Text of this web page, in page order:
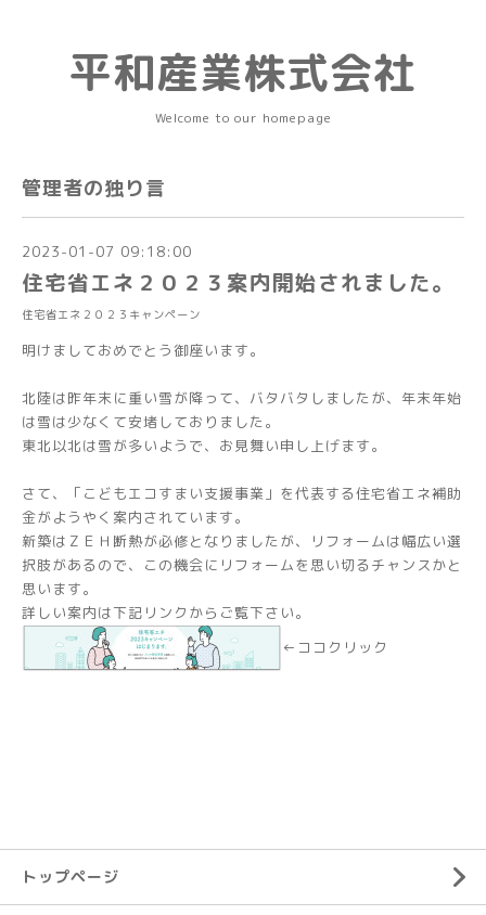
平和産業株式会社
Welcome to our homepage
管理者の独り言
2023-01-07 09:18:00
住宅省エネ２０２３案内開始されました。
住宅省エネ２０２３キャンペーン
明けましておめでとう御座います。
北陸は昨年末に重い雪が降って、バタバタしましたが、年末年始
は雪は少なくて安堵しておりました。
東北以北は雪が多いようで、お見舞い申し上げます。
さて、「こどもエコすまい支援事業」を代表する住宅省エネ補助
金がようやく案内されています。
新築はＺＥＨ断熱が必修となりましたが、リフォームは幅広い選
択肢があるので、この機会にリフォームを思い切るチャンスかと
思います。
詳しい案内は下記リンクからご覧下さい。
←ココクリック
トップページ